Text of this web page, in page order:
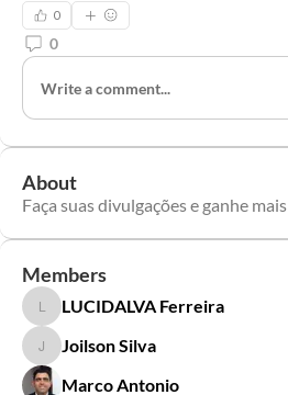
0
0
Write a comment...
About
Faça suas divulgações e ganhe
Members
LUCIDALVA Ferreira
LUCIDALVA Ferreira
Joilson Silva
Joilson Silva
Marco Antonio